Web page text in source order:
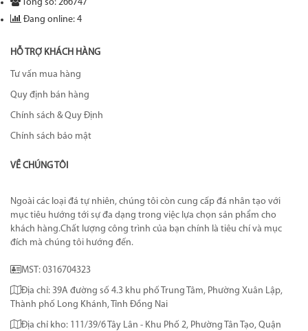
Tổng số: 266747
Đang online: 4
HỖ TRỢ KHÁCH HÀNG
Tư vấn mua hàng
Quy định bán hàng
Chính sách & Quy Định
Chính sách bảo mật
VỀ CHÚNG TÔI
Ngoài các loại đá tự nhiên, chúng tôi còn cung cấp đá nhân tạo với
mục tiêu hướng tới sự đa dạng trong việc lựa chọn sản phẩm cho
khách hàng.Chất lượng công trình của bạn chính là tiêu chí và mục
đích mà chúng tôi hướng đến.
MST: 0316704323
Địa chỉ: 39A đường số 4.3 khu phố Trung Tâm, Phường Xuân Lập,
Thành phố Long Khánh, Tỉnh Đồng Nai
Địa chỉ kho: 111/39/6 Tây Lân - Khu Phố 2, Phường Tân Tạo, Quận